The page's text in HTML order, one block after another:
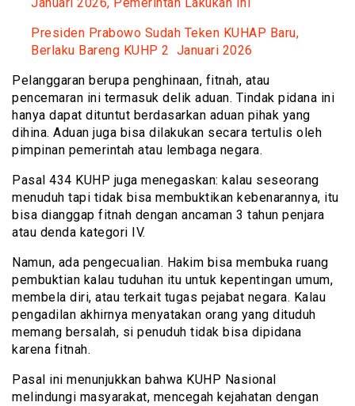
Presiden Prabowo Sudah Teken KUHAP Baru,
Berlaku Bareng KUHP 2 Januari 2026
Pelanggaran berupa penghinaan, fitnah, atau
pencemaran ini termasuk delik aduan. Tindak pidana ini
hanya dapat dituntut berdasarkan aduan pihak yang
dihina. Aduan juga bisa dilakukan secara tertulis oleh
pimpinan pemerintah atau lembaga negara.
Pasal 434 KUHP juga menegaskan: kalau seseorang
menuduh tapi tidak bisa membuktikan kebenarannya, itu
bisa dianggap fitnah dengan ancaman 3 tahun penjara
atau denda kategori IV.
Namun, ada pengecualian. Hakim bisa membuka ruang
pembuktian kalau tuduhan itu untuk kepentingan umum,
membela diri, atau terkait tugas pejabat negara. Kalau
pengadilan akhirnya menyatakan orang yang dituduh
memang bersalah, si penuduh tidak bisa dipidana
karena fitnah.
Pasal ini menunjukkan bahwa KUHP Nasional
melindungi masyarakat, mencegah kejahatan dengan